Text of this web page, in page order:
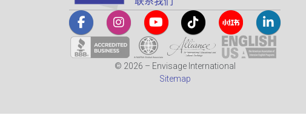
© 2026 – Envisage International
Sitemap